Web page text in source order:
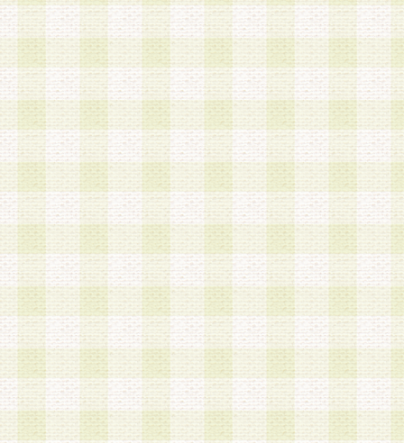
第4条 ログインIDおよびパスワードの管理
1.会員は、会員登録後、本サイト内にて本サービ
加する際には、前条に基づき当社から付与された
スワードを使用するものとします。
2.登録の際に当社が付与したログインIDおよびパ
の使用に関しては、全て会員本人がその責任を負
3.会員は、当社から付与されたログインIDおよび
貸与、名義変更、売買その他形態を問わず第三者
ならないものとします。
4.当社は、会員によるログインIDおよびパスワー
盗用など第三者の利用に伴う損害の発生について
き事由の有無、その他原因の如何を問わず、一切
のとします。
第5条 会員の登録情報
1.当社は、会員の登録情報に含まれる氏名・住所
アドレス等会員個人を識別できる情報を当社が別
シーポリシー
」に基づき適切に取り扱うものとし